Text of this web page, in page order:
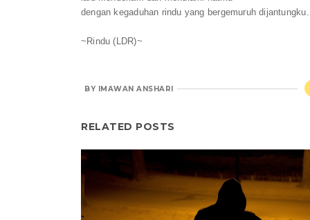
dengan kegaduhan rindu yang bergemuruh
~Rindu (LDR)~
BY IMAWAN ANSHARI
RELATED POSTS